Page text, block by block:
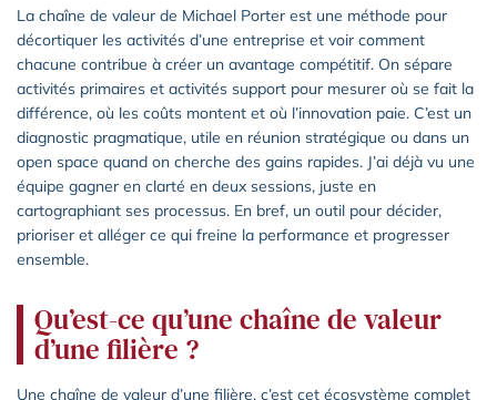
La chaîne de valeur de Michael Porter est une méthode pour
décortiquer les activités d’une entreprise et voir comment
chacune contribue à créer un avantage compétitif. On sépare
activités primaires et activités support pour mesurer où se fait la
différence, où les coûts montent et où l’innovation paie. C’est un
diagnostic pragmatique, utile en réunion stratégique ou dans un
open space quand on cherche des gains rapides. J’ai déjà vu une
équipe gagner en clarté en deux sessions, juste en
cartographiant ses processus. En bref, un outil pour décider,
prioriser et alléger ce qui freine la performance et progresser
ensemble.
Qu’est-ce qu’une chaîne de valeur
d’une filière ?
Une chaîne de valeur d’une filière, c’est cet écosystème complet